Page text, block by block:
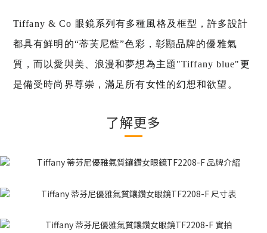
Tiffany & Co 眼鏡系列有多種風格及框型，許多設計
都具有鮮明的“蒂芙尼藍”色彩，彰顯品牌的優雅氣
質，而以愛與美、浪漫和夢想為主題"Tiffany blue"更
是備受時尚界尊崇，滿足所有女性的幻想和欲望。
了解更多